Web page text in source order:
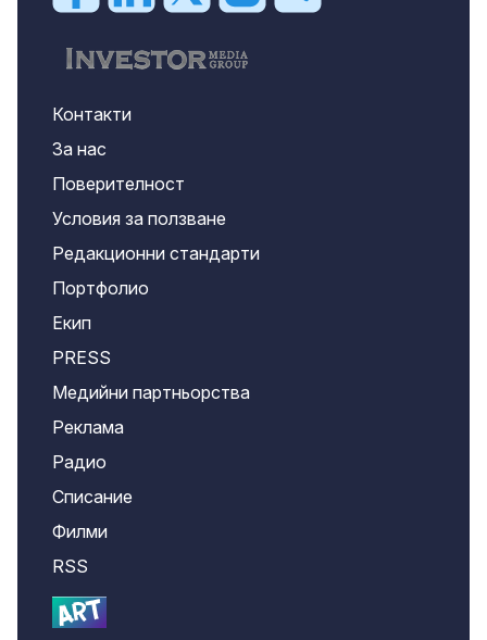
Контакти
За нас
Поверителност
Условия за ползване
Редакционни стандарти
Портфолио
Екип
PRESS
Медийни партньорства
Реклама
Радио
Списание
Филми
RSS